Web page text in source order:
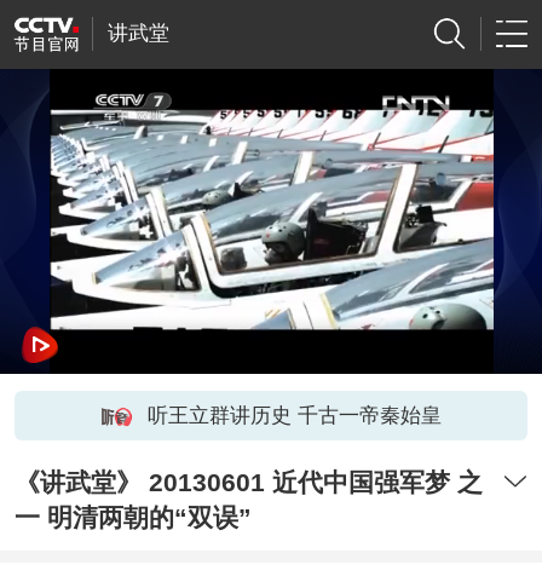
讲武堂
听王立群讲历史 千古一帝秦始皇
《讲武堂》 20130601 近代中国强军梦 之
一 明清两朝的“双误”